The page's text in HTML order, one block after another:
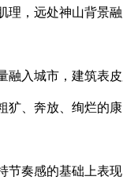
理，远处神山背景
融入城市，建筑表
犷、奔放、绚烂的
节奏感的基础上表